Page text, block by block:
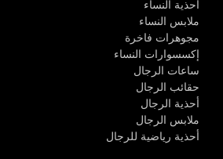
أحذية النساء
ملابس النساء
مجوهرات فاخرة
إكسسوارات النساء
ساعات الرجال
حقائب الرجال
أحذية الرجال
ملابس الرجال
أحذية رياضية للرجال